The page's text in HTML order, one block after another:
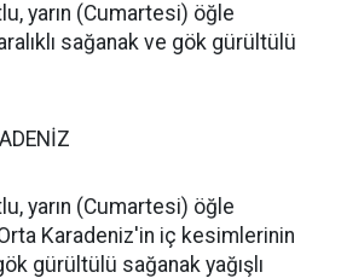
yarın (Cumartesi) öğle
sağanak ve gök gürültülü
yarın (Cumartesi) öğle
Karadeniz'in iç kesimlerinin
gürültülü sağanak yağışlı